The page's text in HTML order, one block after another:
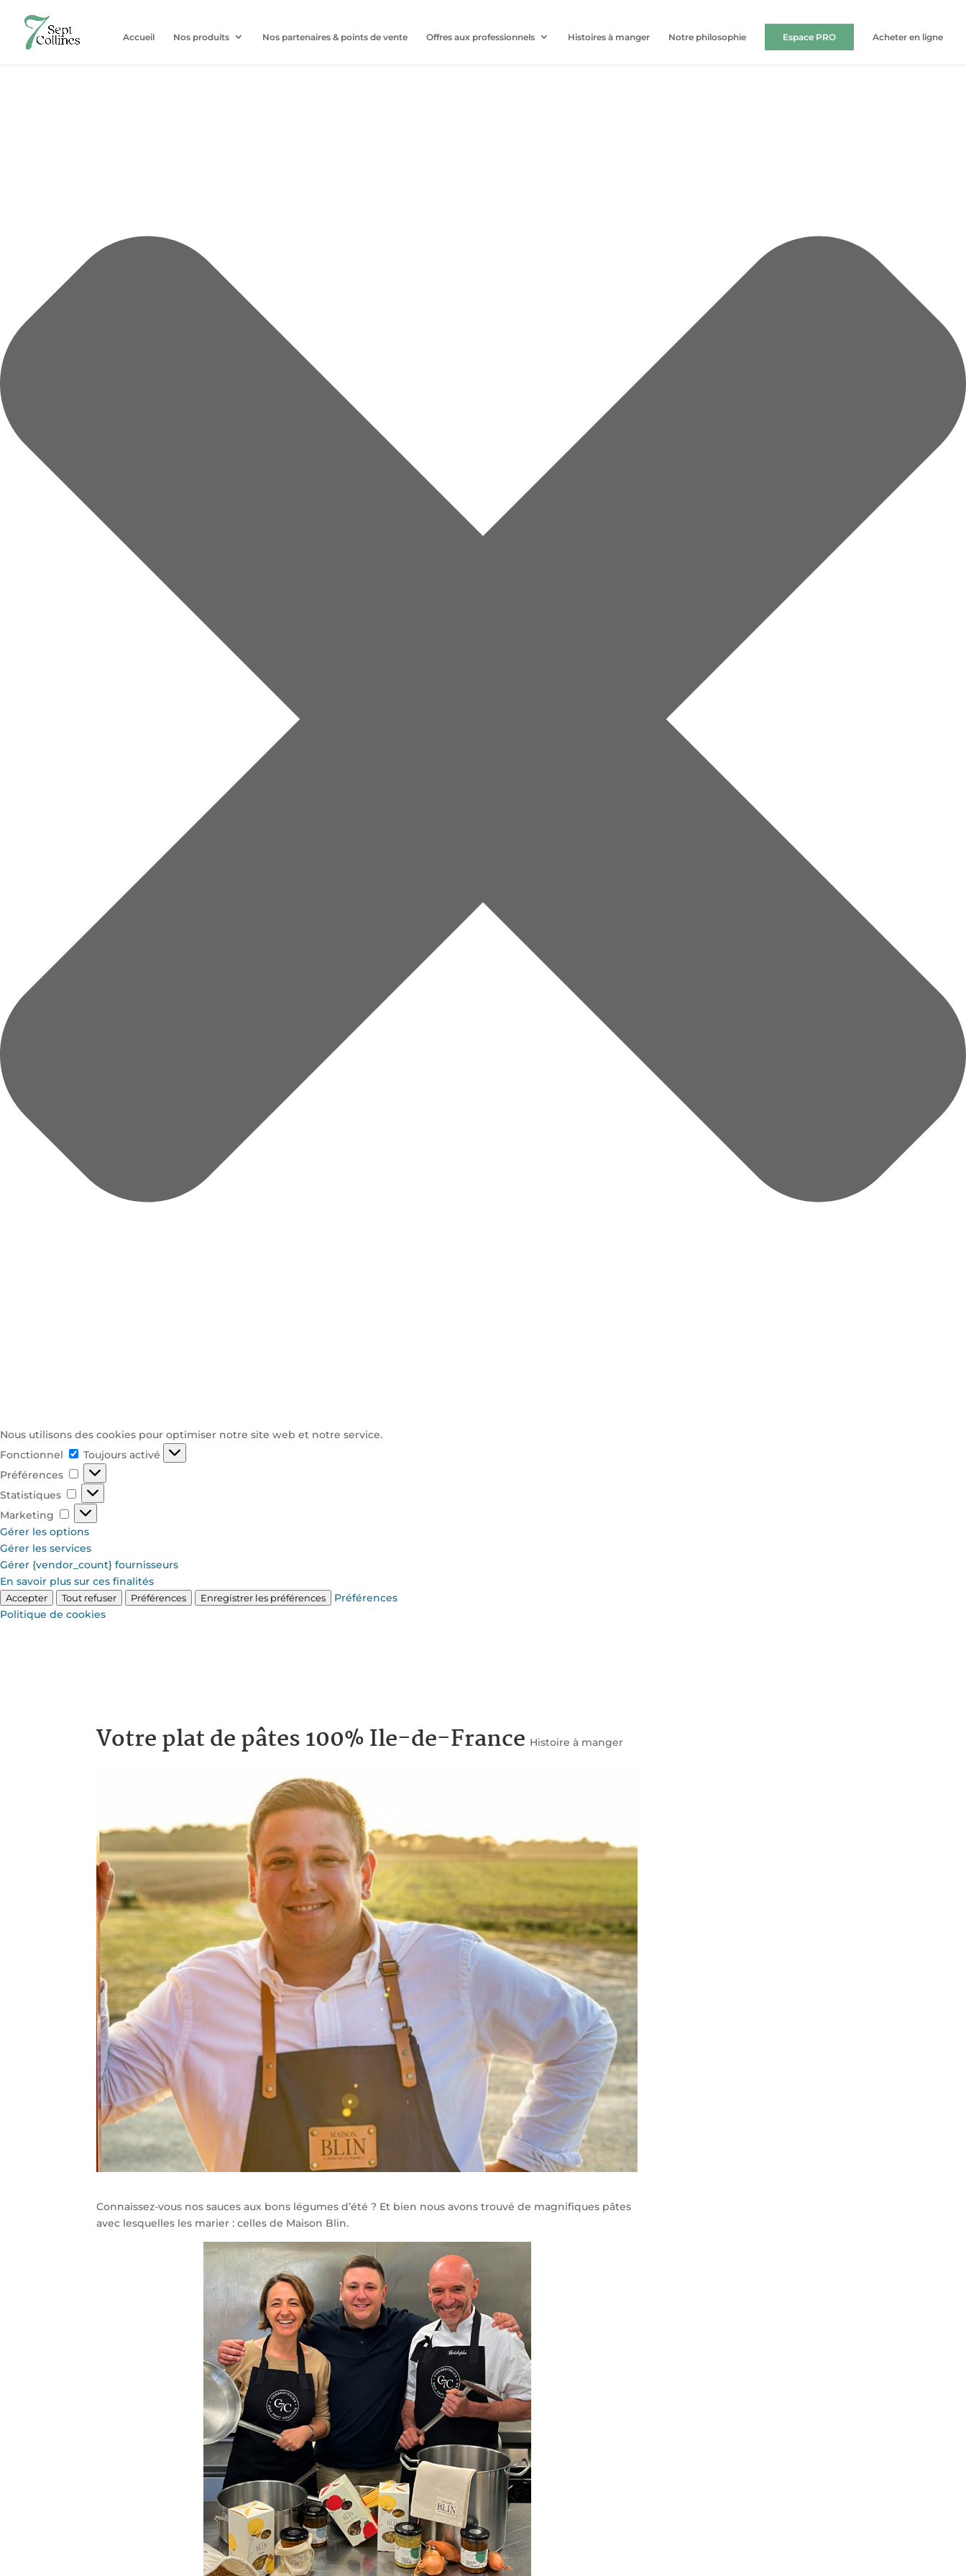
Nous utilisons des cookies pour optimiser notre site web et notre service.
Fonctionnel
Fonctionnel
Toujours activé
Préférences
Préférences
Statistiques
Statistiques
Marketing
Marketing
Gérer les options
Gérer les services
Gérer {vendor_count} fournisseurs
En savoir plus sur ces finalités
Accepter Tout refuser Préférences Enregistrer les préférences
Préférences
Politique de cookies
Accueil Nos produits Nos partenaires & points de vente Offres aux professionnels Histoires à manger Notre philosophie Espace PRO Acheter en ligne
Votre plat de pâtes 100% Ile-de-France Histoire à manger
Connaissez-vous nos sauces aux bons légumes d’été ? Et bien nous avons trouvé de magnifiques pâtes
avec lesquelles les marier : celles de Maison Blin.